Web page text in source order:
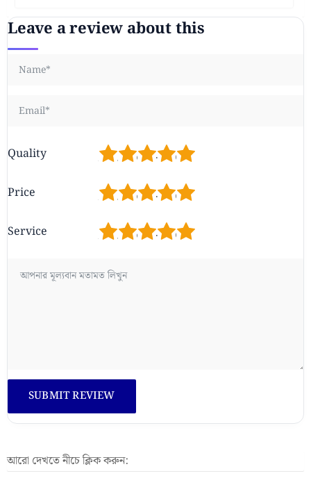
Leave a review about this
Quality 5
4
3
2
Price 5
4
3
2
Service 5
4
3
2
আরো দেখতে নীচে ক্লিক করুন: